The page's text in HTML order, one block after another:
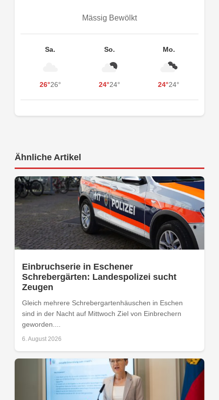
Mässig Bewölkt
Sa.
26°26°
So.
24°24°
Mo.
24°24°
Ähnliche Artikel
Einbruchserie in Eschener
Schrebergärten: Landespolizei sucht
Zeugen
Gleich mehrere Schrebergartenhäuschen in Eschen
sind in der Nacht auf Mittwoch Ziel von Einbrechern
geworden....
6. August 2026